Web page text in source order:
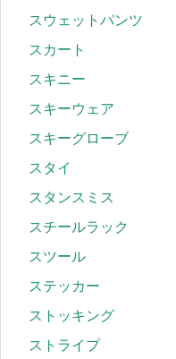
スウェットパンツ
スカート
スキニー
スキーウェア
スキーグローブ
スタイ
スタンスミス
スチールラック
スツール
ステッカー
ストッキング
ストライプ